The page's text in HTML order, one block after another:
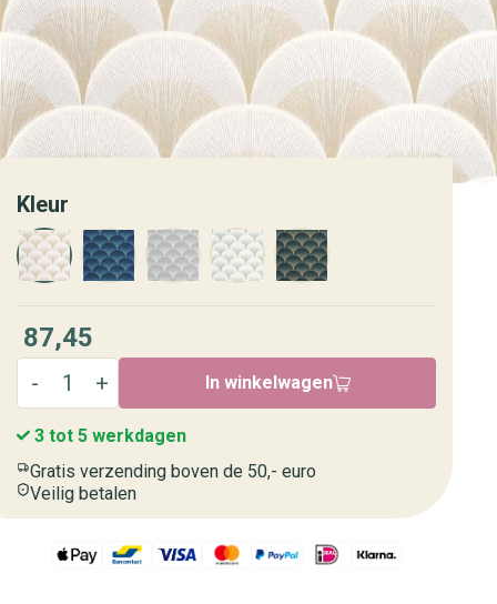
Kleur
87,45
In winkelwagen
3 tot 5 werkdagen
Gratis verzending boven de 50,- euro
Veilig betalen